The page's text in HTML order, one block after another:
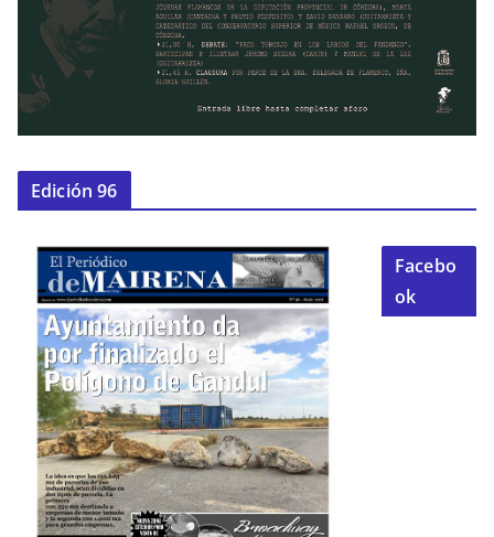
Edición 96
Facebo
ok